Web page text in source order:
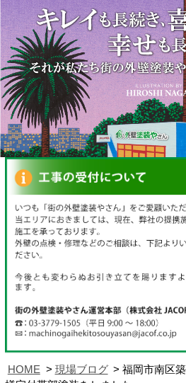
HOME 現場ブログ
福岡市南区